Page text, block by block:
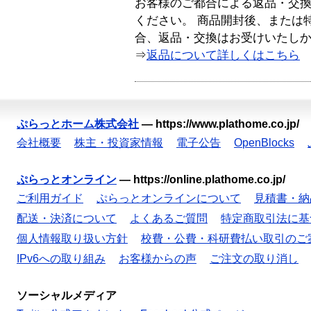
お客様のご都合による返品・交
ください。 商品開封後、または
合、返品・交換はお受けいたし
⇒返品について詳しくはこちら
ぷらっとホーム株式会社 — https://www.plathome.co.jp/
会社概要
株主・投資家情報 電子公告 OpenBlocks
ぷらっとオンライン — https://online.plathome.co.jp/
ご利用ガイド
ぷらっとオンラインについて
見積書・
配送・決済について
よくあるご質問
特定商取引法に
個人情報取り扱い方針
校費・公費・科研費払い取引のご
IPv6への取り組み
お客様からの声 ご注文の取り消し
ソーシャルメディア